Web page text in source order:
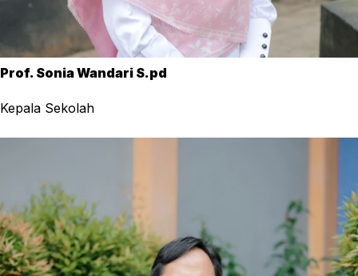
Prof. Sonia Wandari S.pd
Kepala Sekolah